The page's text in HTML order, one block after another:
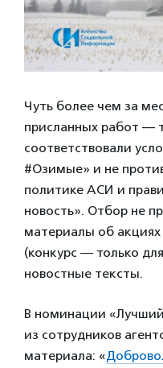
Чуть более чем за
присланных работ —
соответствовали
#Озимые» и не
политике АСИ и
новость». Отбор не
материалы об
(конкурс — только
новостные тексты.
В номинации
из сотрудников
материала: «